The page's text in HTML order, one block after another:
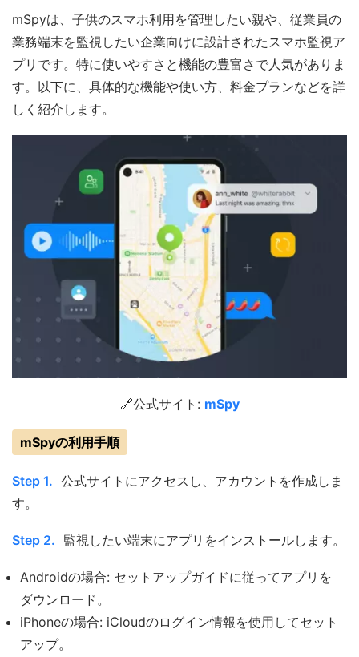
mSpyは、子供のスマホ利用を管理したい親や、従業員の
業務端末を監視したい企業向けに設計されたスマホ監視ア
プリです。特に使いやすさと機能の豊富さで人気がありま
す。以下に、具体的な機能や使い方、料金プランなどを詳
しく紹介します。
🔗公式サイト: mSpy
mSpyの利用手順
Step 1. 公式サイトにアクセスし、アカウントを作成しま
す。
Step 2. 監視したい端末にアプリをインストールします。
Androidの場合: セットアップガイドに従ってアプリを
ダウンロード。
iPhoneの場合: iCloudのログイン情報を使用してセット
アップ。